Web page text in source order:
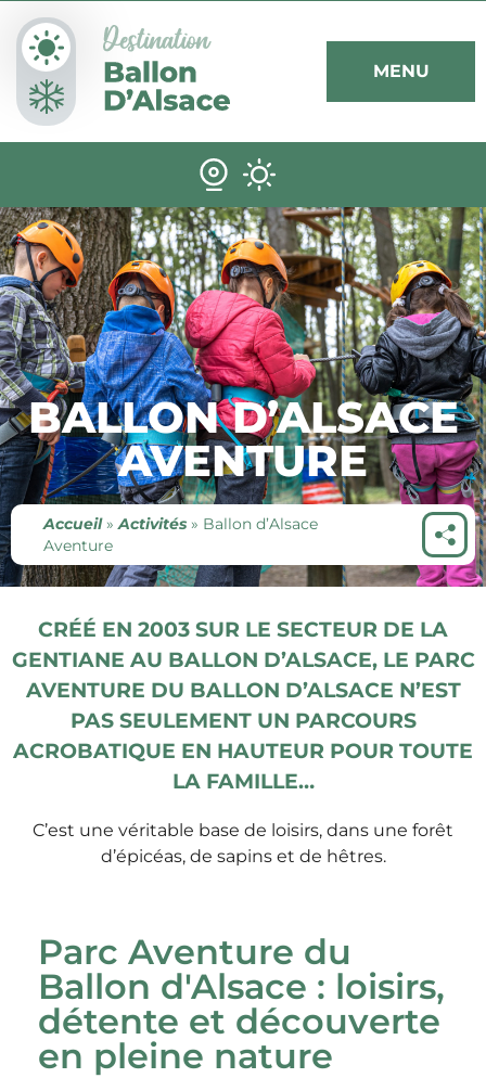
MENU
BALLON D’ALSACE
AVENTURE
Accueil» Activités » Ballon d’Alsace
Aventure
CRÉÉ EN 2003 SUR LE SECTEUR DE LA
GENTIANE AU BALLON D’ALSACE, LE PARC
AVENTURE DU BALLON D’ALSACE N’EST
PAS SEULEMENT UN PARCOURS
ACROBATIQUE EN HAUTEUR POUR TOUTE
LA FAMILLE…
C’est une véritable base de loisirs, dans une forêt
d’épicéas, de sapins et de hêtres.
Parc Aventure du
Ballon d'Alsace : loisirs,
détente et découverte
en pleine nature
Panneau de gestion des cookies